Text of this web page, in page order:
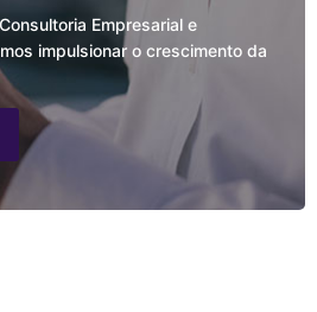
Empresarial e
impulsionar o crescimento da